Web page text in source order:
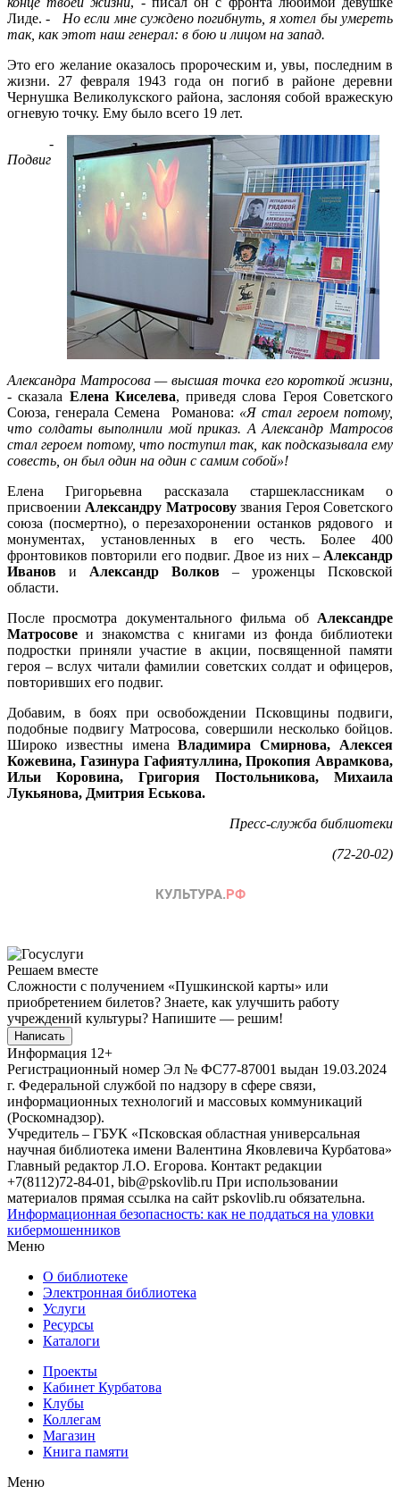
Лиде. - Но если мне суждено погибнуть, я хотел бы умереть
так, как этот наш генерал: в бою и лицом на запад.
Это его желание оказалось пророческим и, увы, последним в
жизни. 27 февраля 1943 года он погиб в районе деревни
Чернушка Великолукского района, заслоняя собой вражескую
огневую точку. Ему было всего 19 лет.
-
Подвиг
Александра Матросова — высшая точка его короткой жизни,
- сказала Елена Киселева, приведя слова Героя Советского
Союза, генерала Семена Романова: «Я стал героем потому,
что солдаты выполнили мой приказ. А Александр Матросов
стал героем потому, что поступил так, как подсказывала ему
совесть, он был один на один с самим собой»!
Елена Григорьевна рассказала старшеклассникам о
присвоении Александру Матросовузвания Героя Советского
союза (посмертно), о перезахоронении останков рядового и
монументах, установленных в его честь. Более 400
фронтовиков повторили его подвиг. Двое из них – Александр
Иванов и Александр Волков – уроженцы Псковской
области.
После просмотра документального фильма об Александре
Матросове и знакомства с книгами из фонда библиотеки
подростки приняли участие в акции, посвященной памяти
героя – вслух читали фамилии советских солдат и офицеров,
повторивших его подвиг.
Добавим, в боях при освобождении Псковщины подвиги,
подобные подвигу Матросова, совершили несколько бойцов.
Широко известны именаВладимира Смирнова, Алексея
Кожевина, Газинура Гафиятуллина, Прокопия Аврамкова,
Ильи Коровина, Григория Постольникова, Михаила
Лукьянова, Дмитрия Еськова.
Пресс-служба библиотеки
(72-20-02)
Решаем вместе
Сложности с получением «Пушкинской карты» или
приобретением билетов? Знаете, как улучшить работу
учреждений культуры? Напишите — решим!
Написать
Информация 12+
Регистрационный номер Эл № ФС77-87001 выдан 19.03.2024
г. Федеральной службой по надзору в сфере связи,
информационных технологий и массовых коммуникаций
(Роскомнадзор).
Учредитель – ГБУК «Псковская областная универсальная
научная библиотека имени Валентина Яковлевича Курбатова»
Главный редактор Л.О. Егорова. Контакт редакции
+7(8112)72-84-01, bib@pskovlib.ru При использовании
материалов прямая ссылка на сайт pskovlib.ru обязательна.
Информационная безопасность: как не поддаться на уловки
кибермошенников
Меню
О библиотеке
Электронная библиотека
Услуги
Ресурсы
Каталоги
Проекты
Кабинет Курбатова
Клубы
Коллегам
Магазин
Книга памяти
Меню